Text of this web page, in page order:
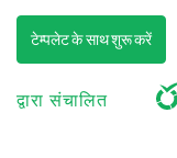
Astrology &
In this part, let's
your decision-
टेम्पलेट के साथ शुरू करें
द्वारा संचालित